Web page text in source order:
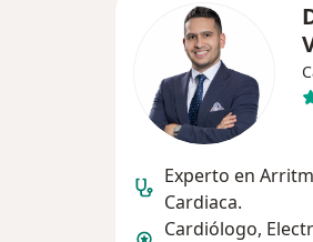
Experto en
Cardiaca.
Cardiólogo,